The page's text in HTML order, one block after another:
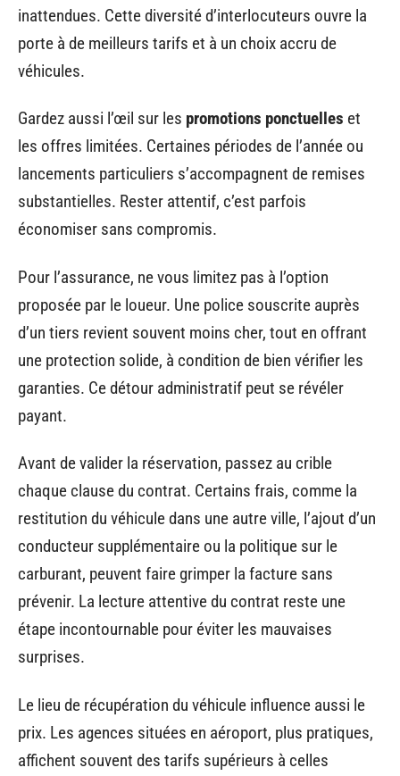
inattendues. Cette diversité d’interlocuteurs ouvre la
porte à de meilleurs tarifs et à un choix accru de
véhicules.
Gardez aussi l’œil sur les promotions ponctuelles et
les offres limitées. Certaines périodes de l’année ou
lancements particuliers s’accompagnent de remises
substantielles. Rester attentif, c’est parfois
économiser sans compromis.
Pour l’assurance, ne vous limitez pas à l’option
proposée par le loueur. Une police souscrite auprès
d’un tiers revient souvent moins cher, tout en offrant
une protection solide, à condition de bien vérifier les
garanties. Ce détour administratif peut se révéler
payant.
Avant de valider la réservation, passez au crible
chaque clause du contrat. Certains frais, comme la
restitution du véhicule dans une autre ville, l’ajout d’un
conducteur supplémentaire ou la politique sur le
carburant, peuvent faire grimper la facture sans
prévenir. La lecture attentive du contrat reste une
étape incontournable pour éviter les mauvaises
surprises.
Le lieu de récupération du véhicule influence aussi le
prix. Les agences situées en aéroport, plus pratiques,
affichent souvent des tarifs supérieurs à celles